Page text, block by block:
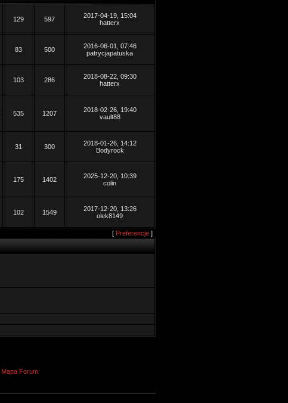
129 597
2017-04-19, 15:04
hatterx
83 500
2016-06-01, 07:46
patrycjapatuska
103 286
2018-08-22, 09:30
hatterx
535 1207
2018-02-26, 19:40
vault88
31 300
2018-01-26, 14:12
Bodyrock
175 1402
2025-12-20, 10:39
colin
102 1549
2017-12-20, 13:26
olek8149
[ Preferencje ]
Mapa Forum